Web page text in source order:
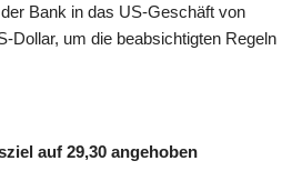
Bank in das US-Geschäft von
Dollar, um die beabsichtigten Regeln
auf 29,30 angehoben